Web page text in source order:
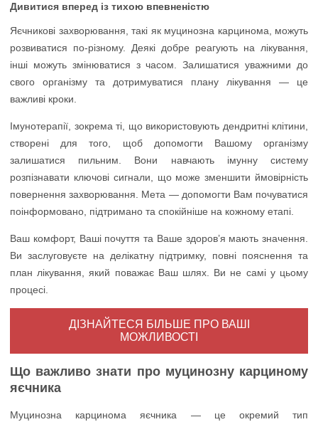
Дивитися вперед із тихою впевненістю
Яєчникові захворювання, такі як муцинозна карцинома, можуть
розвиватися по-різному. Деякі добре реагують на лікування,
інші можуть змінюватися з часом. Залишатися уважними до
свого організму та дотримуватися плану лікування — це
важливі кроки.
Імунотерапії, зокрема ті, що використовують дендритні клітини,
створені для того, щоб допомогти Вашому організму
залишатися пильним. Вони навчають імунну систему
розпізнавати ключові сигнали, що може зменшити ймовірність
повернення захворювання. Мета — допомогти Вам почуватися
поінформовано, підтримано та спокійніше на кожному етапі.
Ваш комфорт, Ваші почуття та Ваше здоров’я мають значення.
Ви заслуговуєте на делікатну підтримку, повні пояснення та
план лікування, який поважає Ваш шлях. Ви не самі у цьому
процесі.
ДІЗНАЙТЕСЯ БІЛЬШЕ ПРО ВАШІ
МОЖЛИВОСТІ
Що важливо знати про муцинозну карциному
яєчника
Муцинозна карцинома яєчника — це окремий тип